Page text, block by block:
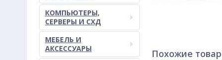
КОМПЬЮТЕРЫ,
СЕРВЕРЫ И СХД
МЕБЕЛЬ И
АКСЕССУАРЫ
Похожие